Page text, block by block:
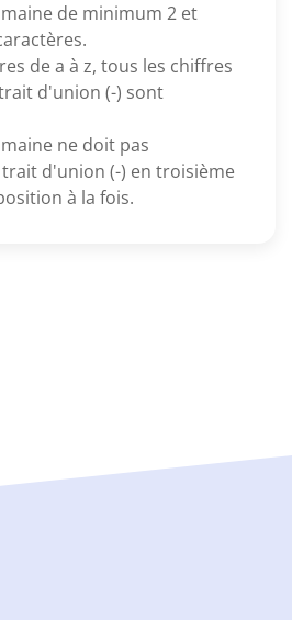
de minimum 2 et
de a à z, tous les chiffres
d'union (-) sont
ne doit pas
d'union (-) en troisième
à la fois.